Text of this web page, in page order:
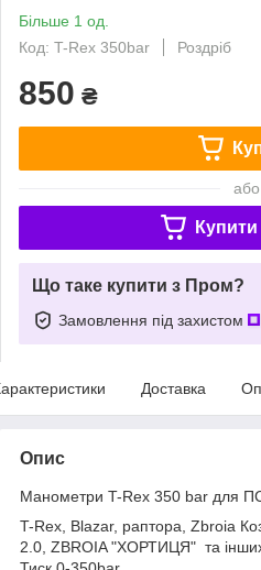
Більше 1 од.
Код: T-Rex 350bar
Роздріб
850 ₴
або
Купити
Що таке купити з Пром?
Замовлення під захистом
Доставка
Опис
Манометри T-Rex 350 bar для
T-Rex, Blazar, раптора, Zbroia
2.0, ZBROIA "ХОРТИЦЯ" та